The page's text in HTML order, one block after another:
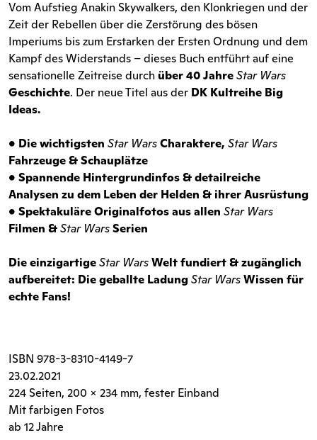
Vom Aufstieg Anakin Skywalkers, den Klonkriegen und der
Zeit der Rebellen über die Zerstörung des bösen
Imperiums bis zum Erstarken der Ersten Ordnung und dem
Kampf des Widerstands – dieses Buch entführt auf eine
sensationelle Zeitreise durchüber 40 JahreStar Wars
Geschichte. Der neue Titel aus der DK Kultreihe Big
Ideas.
• Die wichtigsten Star WarsCharaktere, Star Wars
Fahrzeuge & Schauplätze
• Spannende Hintergrundinfos & detailreiche
Analysen zu dem Leben der Helden & ihrer Ausrüstung
• Spektakuläre Originalfotos aus allen Star Wars
Filmen &Star WarsSerien
Die einzigartigeStar WarsWelt fundiert & zugänglich
aufbereitet: Die geballte LadungStar WarsWissen für
echte Fans!
ISBN 978-3-8310-4149-7
23.02.2021
224 Seiten, 200 x 234 mm, fester Einband
Mit farbigen Fotos
ab 12 Jahre